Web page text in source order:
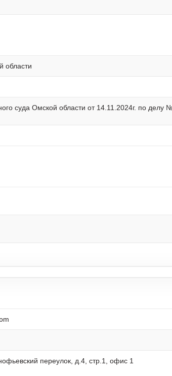
области
суда Омской области от 14.11.2024г. по делу
переулок, д.4, стр.1, офис 1